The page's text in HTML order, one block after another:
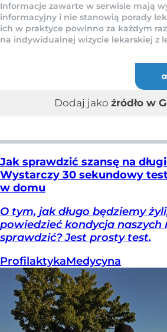
Informacje zawarte w serwisie mają
informacyjny i nie stanowią porady
ich w praktyce powinno za każdym
na indywidualnej wizycie lekarskiej z
Dodaj jako źródło w
Jak sprawdzić szansę na
Wystarczy 30 sekundowy
w domu
O tym, jak długo będziemy
powiedzieć kondycja naszych
sprawdzić? Jest prosty test.
ProfilaktykaMedycyna